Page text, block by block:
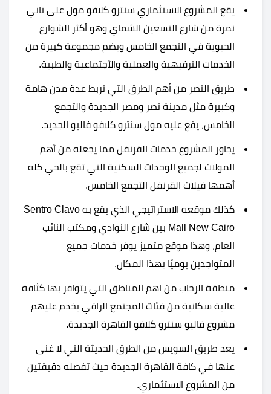
يقع المشروع الاستثماري سنترو كلافو مول على تاني
نمرة من شارع التسعين الشماي وهو أكثر الشوارع
الحيوية في التجمع الخامس ويضم مجموعة كبيرة من
الخدمات الترفيهية والعملية والأجتماعية والطبية.
طريق النصر من أهم الطرق التي تربط عدة مدن هامة
وكبيرة مثل مدينة نصر ومصر الجديدة والتجمع
الخامس، يقع عليه مول سنترو كلافو فاليو الجديد.
يجاور المشروع خدمات القرنفل مما يجعله من أهم
المولات لجميع الوحدات السكنية التي تقع بالحي كله
أهمها فيلات القرنفل التجمع الخامس.
كذلك موقعه الاستراتيجي الذي يقع به Sentro Clavo
Mall New Cairo بين شارع النوادي ومكتب النائب
العام، وهذا موقع متميز يوفر خدمات جميع
المتواجدين يوميًا بهذا المكان.
منطقة الرحاب من اهم المناطق التي يتوافر بها كثافة
عالية سكانية من فئات المجتمع الراقي يخدم عليهم
مشروع فاليو سنترو كلافو القاهرة الجديدة.
يعد طريق السويس من الطرق الحديثة التي لا غنى
عنها في كافة القاهرة الجديدة حيث تفصله دقيقتين
من المشروع الاستثماري.